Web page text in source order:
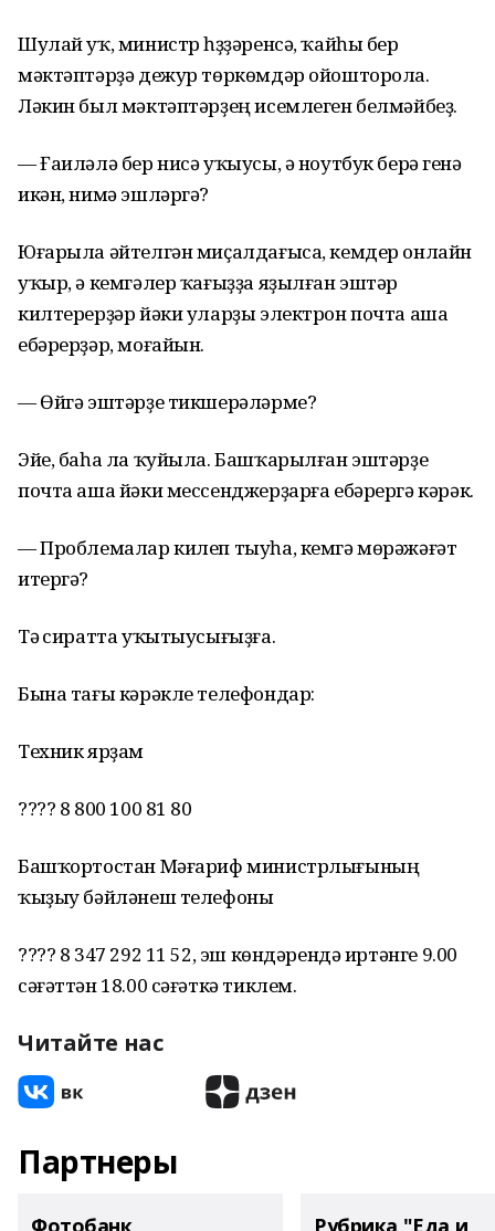
Шулай уҡ, министр һүҙҙәренсә, ҡайһы бер
мәктәптәрҙә дежур төркөмдәр ойошторола.
Ләкин был мәктәптәрҙең исемлеген белмәйбеҙ.
— Ғаиләлә бер нисә уҡыусы, ә ноутбук берәү генә
икән, нимә эшләргә?
Юғарыла әйтелгән миҫалдағыса, кемдер онлайн
уҡыр, ә кемгәлер ҡағыҙҙа яҙылған эштәр
килтерерҙәр йәки уларҙы электрон почта аша
ебәрерҙәр, моғайын.
— Өйгә эштәрҙе тикшерәләрме?
Эйе, баһа ла ҡуйыла. Башҡарылған эштәрҙе
почта аша йәки мессенджерҙарға ебәрергә кәрәк.
— Проблемалар килеп тыуһа, кемгә мөрәжәғәт
итергә?
Тәү сиратта уҡытыусығыҙға.
Бына тағы кәрәкле телефондар:
Техник ярҙам
???? 8 800 100 81 80
Башҡортостан Мәғариф министрлығының
ҡыҙыу бәйләнеш телефоны
???? 8 347 292 11 52, эш көндәрендә иртәнге 9.00
сәғәттән 18.00 сәғәткә тиклем.
Читайте нас
Партнеры
Фотобанк Рубрика "Еда и